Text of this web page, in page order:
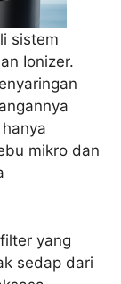
sistem
Ionizer.
mikro dan
yang
sedap dari